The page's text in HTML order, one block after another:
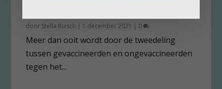
door Stella Ruisch | 1 december 2021 | 0
Meer dan ooit wordt door de tweedeling
tussen gevaccineerden en ongevaccineerden
tegen het...